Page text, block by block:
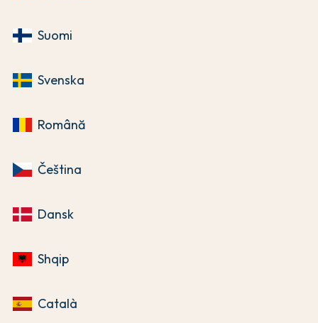
Suomi
Svenska
Română
Čeština
Dansk
Shqip
Català